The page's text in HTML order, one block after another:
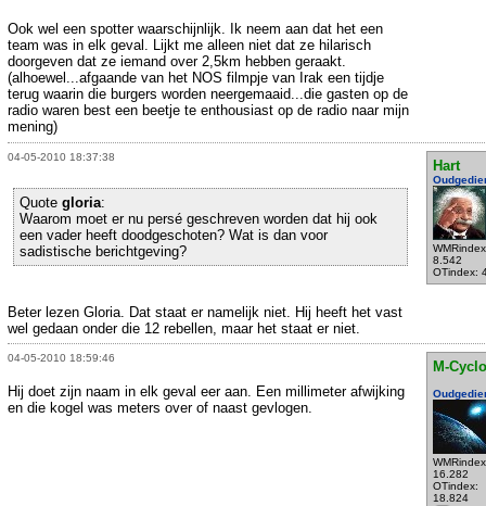
Ook wel een spotter waarschijnlijk. Ik neem aan dat het een
team was in elk geval. Lijkt me alleen niet dat ze hilarisch
doorgeven dat ze iemand over 2,5km hebben geraakt.
(alhoewel...afgaande van het NOS filmpje van Irak een tijdje
terug waarin die burgers worden neergemaaid...die gasten op de
radio waren best een beetje te enthousiast op de radio naar mijn
mening)
04-05-2010 18:37:38
Hart
8.542
OTindex:
Quote gloria:
Waarom moet er nu persé geschreven worden dat hij ook
een vader heeft doodgeschoten? Wat is dan voor
sadistische berichtgeving?
Beter lezen Gloria. Dat staat er namelijk niet. Hij heeft het vast
wel gedaan onder die 12 rebellen, maar het staat er niet.
04-05-2010 18:59:46
M-
16.282
OTindex:
18.824
Hij doet zijn naam in elk geval eer aan. Een millimeter afwijking
en die kogel was meters over of naast gevlogen.